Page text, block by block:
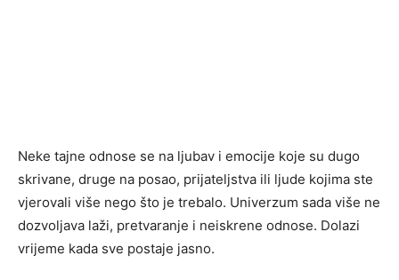
Neke tajne odnose se na ljubav i emocije koje su dugo
skrivane, druge na posao, prijateljstva ili ljude kojima ste
vjerovali više nego što je trebalo. Univerzum sada više ne
dozvoljava laži, pretvaranje i neiskrene odnose. Dolazi
vrijeme kada sve postaje jasno.